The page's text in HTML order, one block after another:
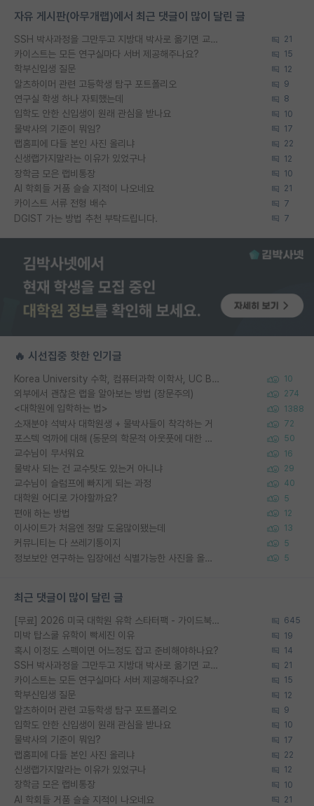
자유 게시판(아무개랩)에서 최근 댓글이 많이 달린 글
SSH 박사과정을 그만두고 지방대 박사로 옮기면 교수의 꿈은 끝일까요? 21
카이스트는 모든 연구실마다 서버 제공해주나요? 15
학부신입생 질문 12
알츠하이머 관련 고등학생 탐구 포트폴리오 9
연구실 학생 하나 자퇴했는데 8
입학도 안한 신입생이 원래 관심을 받나요 10
물박사의 기준이 뭐임? 17
랩홈피에 다들 본인 사진 올리냐 22
신생랩가지말라는 이유가 있었구나 12
장학금 모은 랩비통장 10
AI 학회들 거품 슬슬 지적이 나오네요 21
카이스트 서류 전형 배수 7
DGIST 가는 방법 추천 부탁드립니다. 7
🔥 시선집중 핫한 인기글
Korea University 수학, 컴퓨터과학 이학사, UC Berkeley 산업공학 대학원 공학박사가 되는 것은 쉽지 않겠죠? 10
외부에서 괜찮은 랩을 알아보는 방법 (장문주의) 274
<대학원에 입학하는 법> 1388
소재분야 석박사 대학원생 + 물박사들이 착각하는 거 72
포스텍 억까에 대해 (동문의 학문적 아웃풋에 대한 반박) 50
교수님이 무서워요 16
물박사 되는 건 교수탓도 있는거 아니냐 29
교수님이 슬럼프에 빠지게 되는 과정 40
대학원 어디로 가야할까요? 5
편애 하는 방법 12
이사이트가 처음엔 정말 도움많이됐는데 13
커뮤니티는 다 쓰레기통이지 5
정보보안 연구하는 입장에선 식별가능한 사진을 올리는건 비추이긴함 5
최근 댓글이 많이 달린 글
[무료] 2026 미국 대학원 유학 스타터팩 - 가이드북 & 합격자 컨택메일 템플릿 645
미박 탑스쿨 유학이 빡세진 이유 19
혹시 이정도 스펙이면 어느정도 잡고 준비해야하나요? 14
SSH 박사과정을 그만두고 지방대 박사로 옮기면 교수의 꿈은 끝일까요? 21
카이스트는 모든 연구실마다 서버 제공해주나요? 15
학부신입생 질문 12
알츠하이머 관련 고등학생 탐구 포트폴리오 9
입학도 안한 신입생이 원래 관심을 받나요 10
물박사의 기준이 뭐임? 17
랩홈피에 다들 본인 사진 올리냐 22
신생랩가지말라는 이유가 있었구나 12
장학금 모은 랩비통장 10
AI 학회들 거품 슬슬 지적이 나오네요 21